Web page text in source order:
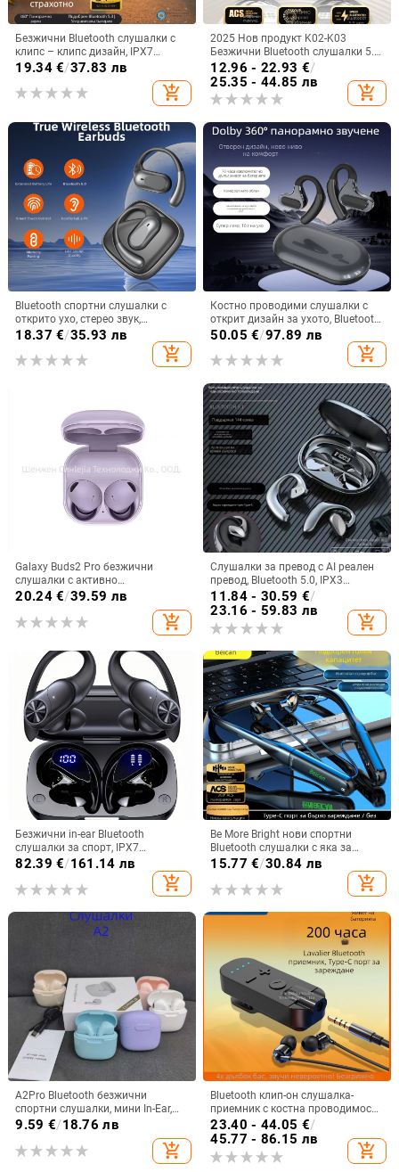
Безжични Bluetooth слушалки с
клипс – клипс дизайн, IPX7
водоустойчивост, Bluetooth 5.4,
обхват 15 м, живот на батерията
над 8 ч
19.34€/37.83 лв
add_shopping_cart
2025 Нов продукт K02-K03
Безжични Bluetooth слушалки 5.5
Монтирани за уши Бинаурални
стерео M76 Експорт Горещ модел
Ows
12.96 - 22.93 €/
25.35 - 44.85 лв
add_shopping_cart
Bluetooth спортни слушалки с
открито ухо, стерео звук,
Bluetooth 5.4, обхват до 10 м,
18.37 €/35.93 лв
add_shopping_cart
Костно проводими слушалки с
открит дизайн за ухото, Bluetooth
5.4, обхват 10 м, IPX7
водоустойчивост, над 8 часа
работа
50.05 €/97.89 лв
add_shopping_cart
Galaxy Buds2 Pro безжични
слушалки с активно
шумопотискане, корпус от
20.24€/39.59 лв
add_shopping_cart
Слушалки за превод с AI реален
превод, Bluetooth 5.0, IPX3
водоустойчиви, обхват 15 м, 4–8
ч живот на батерията
11.84 - 30.59 €/
23.16 - 59.83 лв
add_shopping_cart
Безжични in-ear Bluetooth
слушалки за спорт, IPX7
водоустойчиви, дълъг живот на
шумопотискане
82.39 €/161.14 лв
add_shopping_cart
Be More Bright нови спортни
Bluetooth слушалки с яка за
врата, дълга автономия,
водоустойчиви, шумопотискане
за бягане
15.77 €/30.84 лв
add_shopping_cart
A2Pro Bluetooth безжични
спортни слушалки, мини In-Ear,
5.3 дълга издръжливост на
9.59 €/18.76 лв
add_shopping_cart
Bluetooth клип-он слушалка-
приемник с костна проводимост,
висококачествен звук,
шумопотискане, HD обаждания и
слушане на музика
23.40 - 44.05 €/
45.77 - 86.15 лв
add_shopping_cart